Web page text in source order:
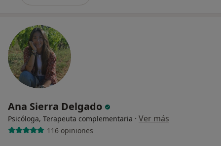
Ana Sierra Delgado
Psicóloga, Terapeuta complementaria · Ver más
116 opiniones